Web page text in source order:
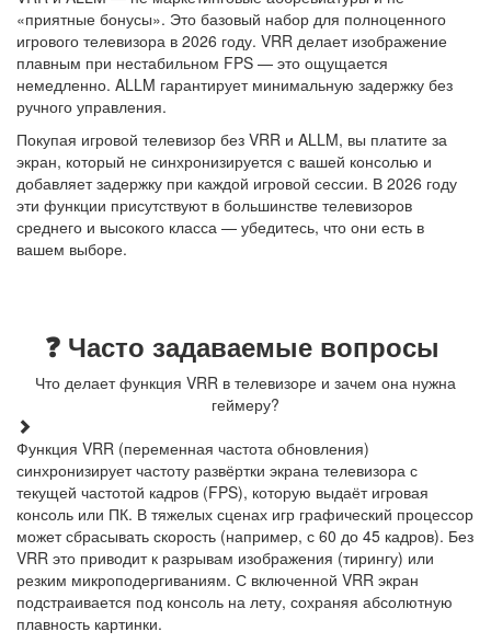
«приятные бонусы». Это базовый набор для полноценного
игрового телевизора в 2026 году. VRR делает изображение
плавным при нестабильном FPS — это ощущается
немедленно. ALLM гарантирует минимальную задержку без
ручного управления.
Покупая игровой телевизор без VRR и ALLM, вы платите за
экран, который не синхронизируется с вашей консолью и
добавляет задержку при каждой игровой сессии. В 2026 году
эти функции присутствуют в большинстве телевизоров
среднего и высокого класса — убедитесь, что они есть в
вашем выборе.
❓ Часто задаваемые вопросы
Что делает функция VRR в телевизоре и зачем она нужна
геймеру?
Функция VRR (переменная частота обновления)
синхронизирует частоту развёртки экрана телевизора с
текущей частотой кадров (FPS), которую выдаёт игровая
консоль или ПК. В тяжелых сценах игр графический процессор
может сбрасывать скорость (например, с 60 до 45 кадров). Без
VRR это приводит к разрывам изображения (тирингу) или
резким микроподергиваниям. С включенной VRR экран
подстраивается под консоль на лету, сохраняя абсолютную
плавность картинки.